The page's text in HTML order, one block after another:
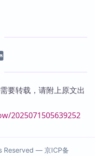
要转载，请附上原文出
2025071505639252
Reserved — 京ICP备